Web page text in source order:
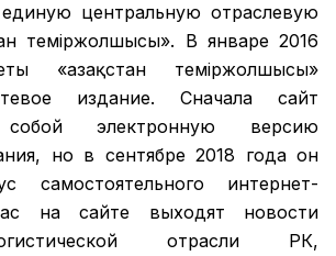
центральную отраслевую
темiржолшысы». В январе 2016
«Қазақстан теміржолшысы»
издание. Сначала сайт
собой электронную версию
но в сентябре 2018 года он
самостоятельного интернет-
на сайте выходят новости
логистической отрасли РК,